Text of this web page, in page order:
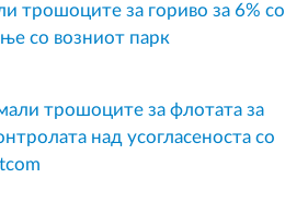
трошоците за гориво за 6% со
со возниот парк
трошоците за флотата за
над усогласеноста со